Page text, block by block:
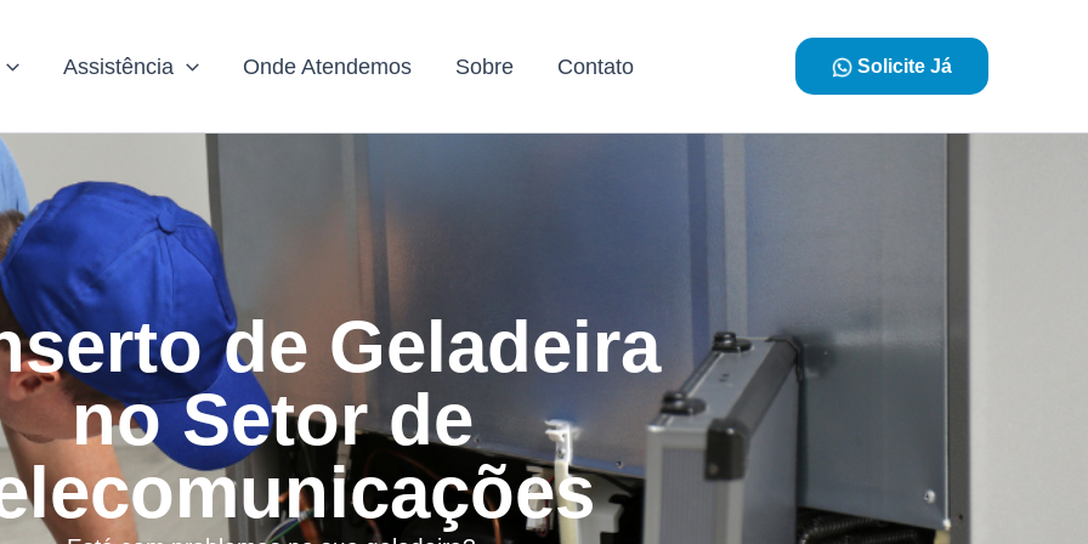
Assistência Onde Atendemos Sobre Contato Solicite Já
de Geladeira
no Setor de